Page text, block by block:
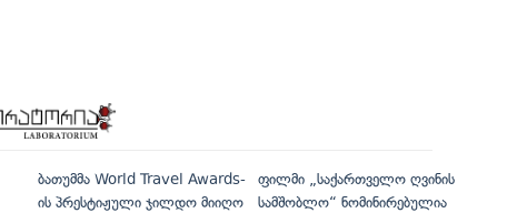
ბათუმმა World Travel Awards-
ის პრესტიჟული ჯილდო მიიღო
ფილმი „საქართველო ღვინის
სამშობლო“ ნომინირებულია